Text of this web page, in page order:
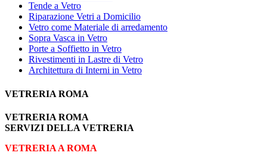
Tende a Vetro
Riparazione Vetri a Domicilio
Vetro come Materiale di arredamento
Sopra Vasca in Vetro
Porte a Soffietto in Vetro
Rivestimenti in Lastre di Vetro
Architettura di Interni in Vetro
VETRERIA ROMA
VETRERIA ROMA
SERVIZI DELLA VETRERIA
VETRERIA A ROMA